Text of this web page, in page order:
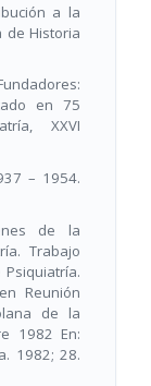
a la
de Historia
en 75
XXVI
– 1954.
de la
Trabajo
Psiquiatría.
Reunión
de la
1982 En:
1982; 28.